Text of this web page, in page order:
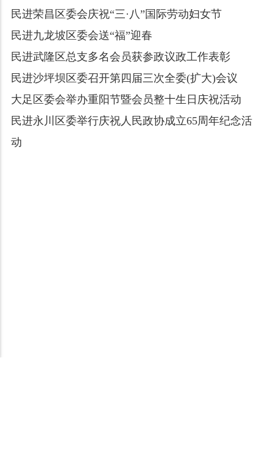
民进荣昌区委会庆祝“三·八”国际劳动妇女节
民进九龙坡区委会送“福”迎春
民进武隆区总支多名会员获参政议政工作表彰
民进沙坪坝区委召开第四届三次全委(扩大)会议
大足区委会举办重阳节暨会员整十生日庆祝活动
民进永川区委举行庆祝人民政协成立65周年纪念活
动